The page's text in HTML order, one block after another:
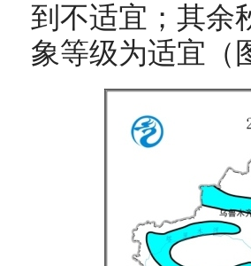
到不适宜；其余
象等级为适宜（